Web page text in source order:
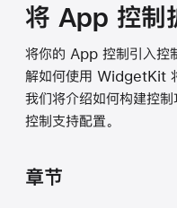
将 App 控制
将你的 App 控制引入控
解如何使用 WidgetKit
我们将介绍如何构建控制
控制支持配置。
章节